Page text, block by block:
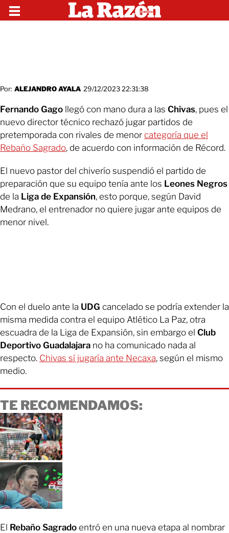
Por: ALEJANDRO AYALA 29/12/2023 22:31:38
Fernando Gago llegó con mano dura a las Chivas, pues el
nuevo director técnico rechazó jugar partidos de
pretemporada con rivales de menor categoría que el
Rebaño Sagrado, de acuerdo con información de Récord.
El nuevo pastor del chiverío suspendió el partido de
preparación que su equipo tenía ante los Leones Negros
de la Liga de Expansión, esto porque, según David
Medrano, el entrenador no quiere jugar ante equipos de
menor nivel.
Con el duelo ante la UDG cancelado se podría extender la
misma medida contra el equipo Atlético La Paz, otra
escuadra de la Liga de Expansión, sin embargo el Club
Deportivo Guadalajara no ha comunicado nada al
respecto. Chivas sí jugaría ante Necaxa, según el mismo
medio.
TE RECOMENDAMOS:
El Rebaño Sagrado entró en una nueva etapa al nombrar